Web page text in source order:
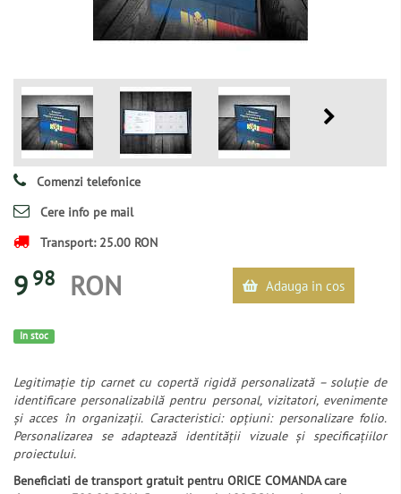
Comenzi telefonice
Cere info pe mail
Transport: 25.00 RON
9 98 RON Adauga in cos
In stoc
Legitimație tip carnet cu copertă rigidă personalizată – soluție de
identificare personalizabilă pentru personal, vizitatori, evenimente
și acces în organizații. Caracteristici: opțiuni: personalizare folio.
Personalizarea se adaptează identității vizuale și specificațiilor
proiectului.
Beneficiati de transport gratuit pentru ORICE COMANDA care